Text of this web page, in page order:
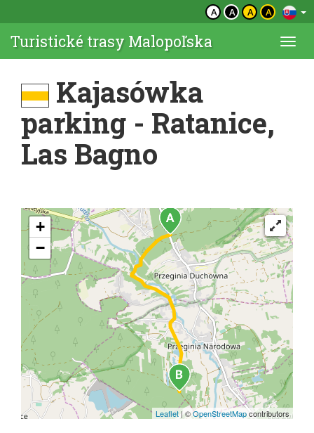
A A A A
Turistické trasy Malopoľska
Kajasówka
parking - Ratanice,
Las Bagno
+
−
Leaflet |©OpenStreetMapcontributors